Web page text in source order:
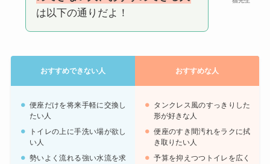
は以下の通りだよ！
おすすめできない人 おすすめな人
便座だけを将来手軽に交換し
たい人
トイレの上に手洗い場が欲し
い人
勢いよく流れる強い水流を求
タンクレス風のすっきりした
形が好きな人
便座のすき間汚れをラクに拭
き取りたい人
予算を抑えつつトイレを広く